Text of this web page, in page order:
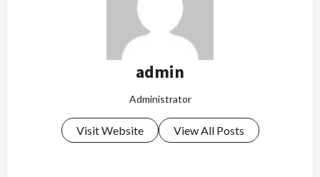
admin
Administrator
Visit Website View All Posts